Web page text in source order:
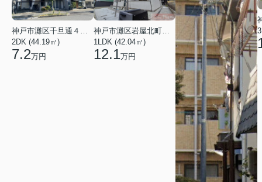
神戸市灘区千旦通４丁目
2DK (44.19㎡)
7.2万円
神戸市灘区岩屋北町２丁目
1LDK (42.04㎡)
12.1万円